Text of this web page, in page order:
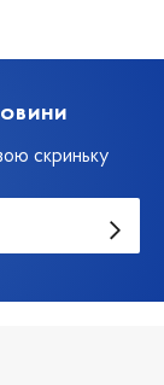
скриньку